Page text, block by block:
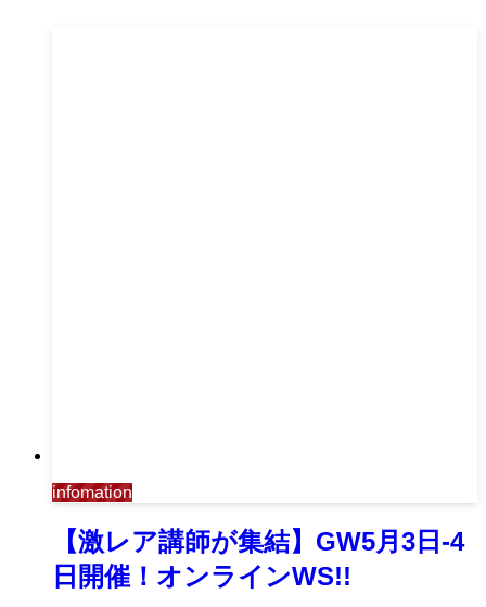
infomation
【激レア講師が集結】GW5月3日-4
日開催！オンラインWS!!